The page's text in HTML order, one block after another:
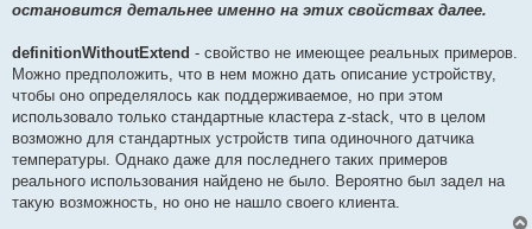
остановится детальнее именно на этих свойствах далее.
definitionWithoutExtend - свойство не имеющее реальных примеров.
Можно предположить, что в нем можно дать описание устройству,
чтобы оно определялось как поддерживаемое, но при этом
использовало только стандартные кластера z-stack, что в целом
возможно для стандартных устройств типа одиночного датчика
температуры. Однако даже для последнего таких примеров
реального использования найдено не было. Вероятно был задел на
такую возможность, но оно не нашло своего клиента.